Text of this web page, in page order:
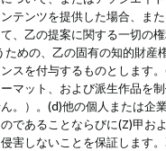
テンツを提供した場合、ま
、乙の提案に関する一切
めの、乙の固有の知的財
スを付与するものとします
マット、および派生作品を
。）。(d)他の個人または
であることならびに(Z)甲
害しないことを保証します